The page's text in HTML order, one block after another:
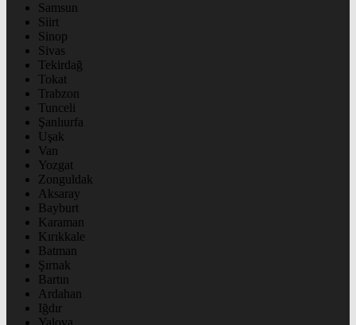
Samsun
Siirt
Sinop
Sivas
Tekirdağ
Tokat
Trabzon
Tunceli
Şanlıurfa
Uşak
Van
Yozgat
Zonguldak
Aksaray
Bayburt
Karaman
Kırıkkale
Batman
Şırnak
Bartın
Ardahan
Iğdır
Yalova